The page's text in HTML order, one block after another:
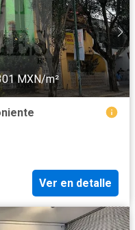
MXN/m²
Ver en detalle